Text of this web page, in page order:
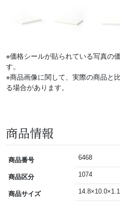
※価格シールが貼られている写真の
す。
※商品画像に関して、実際の商品と
る場合があります。
商品情報
商品番号 6468
商品区分 1074
商品サイズ